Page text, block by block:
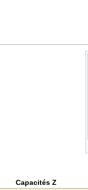
Capacités Z